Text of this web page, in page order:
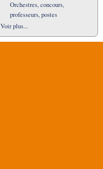
Orchestres, concours,
professeurs, postes
Voir plus...